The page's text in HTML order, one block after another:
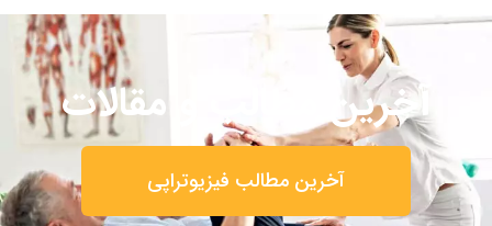
آخرین مطالب و مقالات
آخرین مطالب فیزیوتراپی